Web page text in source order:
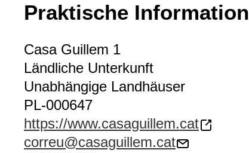
Praktische Information
Casa Guillem 1
Ländliche Unterkunft
Unabhängige Landhäuser
PL-000647
https://www.casaguillem.cat
correu@casaguillem.cat